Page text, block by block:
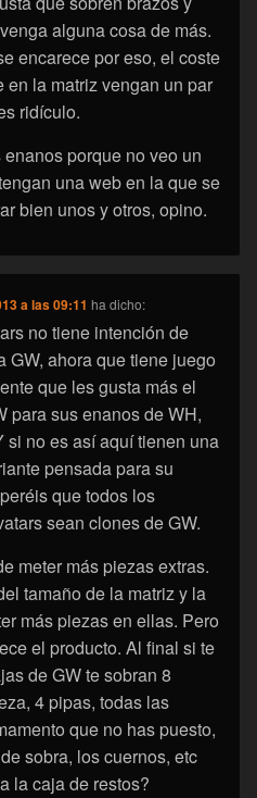
alguna cosa de más.
encarece por eso, el coste
en la matriz vengan un par
ridículo.
porque no veo un
una web en la que se
bien unos y otros, opino.
a las 09:11 ha dicho:
no tiene intención de
GW, ahora que tiene juego
que les gusta más el
para sus enanos de WH,
si no es así aquí tienen una
pensada para su
que todos los
sean clones de GW.
meter más piezas extras.
tamaño de la matriz y la
más piezas en ellas. Pero
el producto. Al final si te
de GW te sobran 8
4 pipas, todas las
que no has puesto,
sobra, los cuernos, etc
la caja de restos?